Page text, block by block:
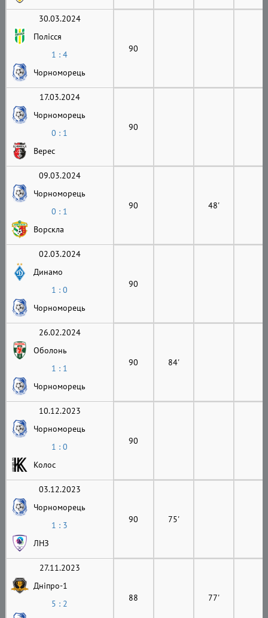
30.03.2024
Полісся
1 : 4
Чорноморець
90
17.03.2024
Чорноморець
0 : 1
Верес
90
09.03.2024
Чорноморець
0 : 1
Ворскла
90 48'
02.03.2024
Динамо
1 : 0
Чорноморець
90
26.02.2024
Оболонь
1 : 1
Чорноморець
90 84'
10.12.2023
Чорноморець
1 : 0
Колос
90
03.12.2023
Чорноморець
1 : 3
ЛНЗ
90 75'
27.11.2023
Дніпро-1
5 : 2
88 77'